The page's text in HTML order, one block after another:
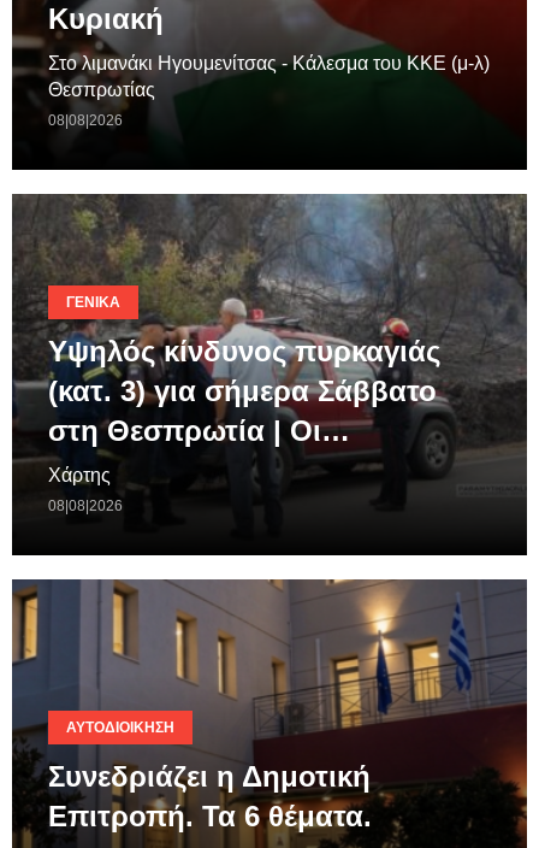
Κυριακή
Στο λιμανάκι Ηγουμενίτσας - Κάλεσμα του ΚΚΕ (μ-λ)
Θεσπρωτίας
08|08|2026
ΓΕΝΙΚΆ
Υψηλός κίνδυνος πυρκαγιάς
(κατ. 3) για σήμερα Σάββατο
στη Θεσπρωτία | Οι…
Χάρτης
08|08|2026
ΑΥΤΟΔΙΟΊΚΗΣΗ
Συνεδριάζει η Δημοτική
Επιτροπή. Τα 6 θέματα.